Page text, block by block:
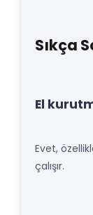
Sıkça
El
Evet,
çalışır.